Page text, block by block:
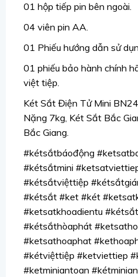
01 hộp tiếp pin bên ngoài.
04 viên pin AA.
01 Phiếu hướng dẫn sử
01 phiếu bảo hành chính
việt tiệp.
Két Sắt Điện Tử Mini
Nặng 7kg, Két Sắt Bắc
Bắc Giang.
#kétsắtbáođộng
#kétsắtmini
#kétsắtviệttiệp
#kétsắt #ket #két
#ketsatkhoadientu
#kétsắthòaphát
#ketsathoaphat
#kétviệttiệp #ketviettiep
#ketminiantoan